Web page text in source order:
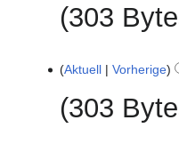
s
a
m
e
n
n
g
z
s
a
303
Aktuell Vorherige
303